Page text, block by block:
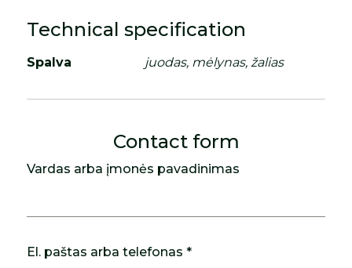
Technical specification
Spalva juodas, mėlynas, žalias
Contact form
Vardas arba įmonės pavadinimas
El. paštas arba telefonas *